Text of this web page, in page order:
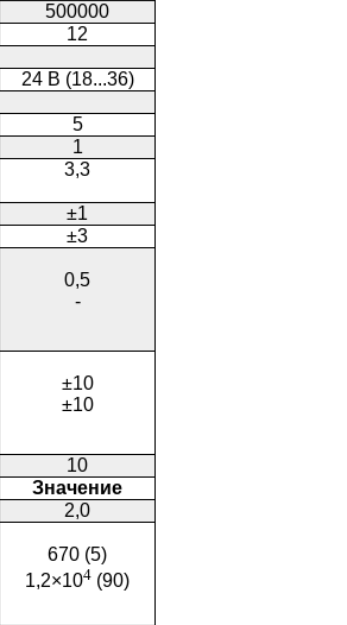
500000
12
24 В (18...36)
5
1
3,3
±1
±3
0,5
-
±10
±10
10
Значение
2,0
670 (5)
1,2×104 (90)